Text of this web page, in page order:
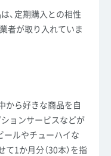
、定期購入との相性
者が取り入れていま
から好きな商品を自
ョンサービスなどが
ールやチューハイな
1か月分（30本）を指